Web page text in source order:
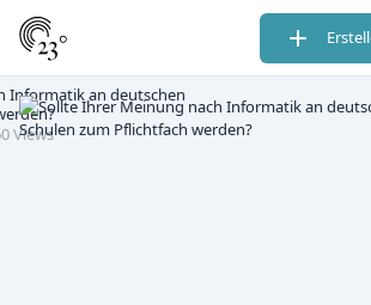
Informatik an deutschen
Views